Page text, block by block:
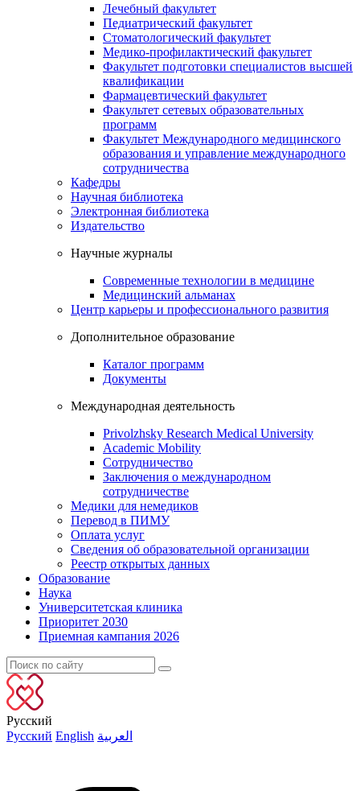
Лечебный факультет
Педиатрический факультет
Стоматологический факультет
Медико-профилактический факультет
Факультет подготовки специалистов высшей
квалификации
Фармацевтический факультет
Факультет сетевых образовательных
программ
Факультет Международного медицинского
образования и управление международного
сотрудничества
Кафедры
Научная библиотека
Электронная библиотека
Издательство
Научные журналы
Современные технологии в медицине
Медицинский альманах
Центр карьеры и профессионального развития
Дополнительное образование
Каталог программ
Документы
Международная деятельность
Privolzhsky Research Medical University
Academic Mobility
Сотрудничество
Заключения о международном
сотрудничестве
Медики для немедиков
Перевод в ПИМУ
Оплата услуг
Сведения об образовательной организации
Реестр открытых данных
Образование
Наука
Университетская клиника
Приоритет 2030
Приемная кампания 2026
Русский
Русский English العربية